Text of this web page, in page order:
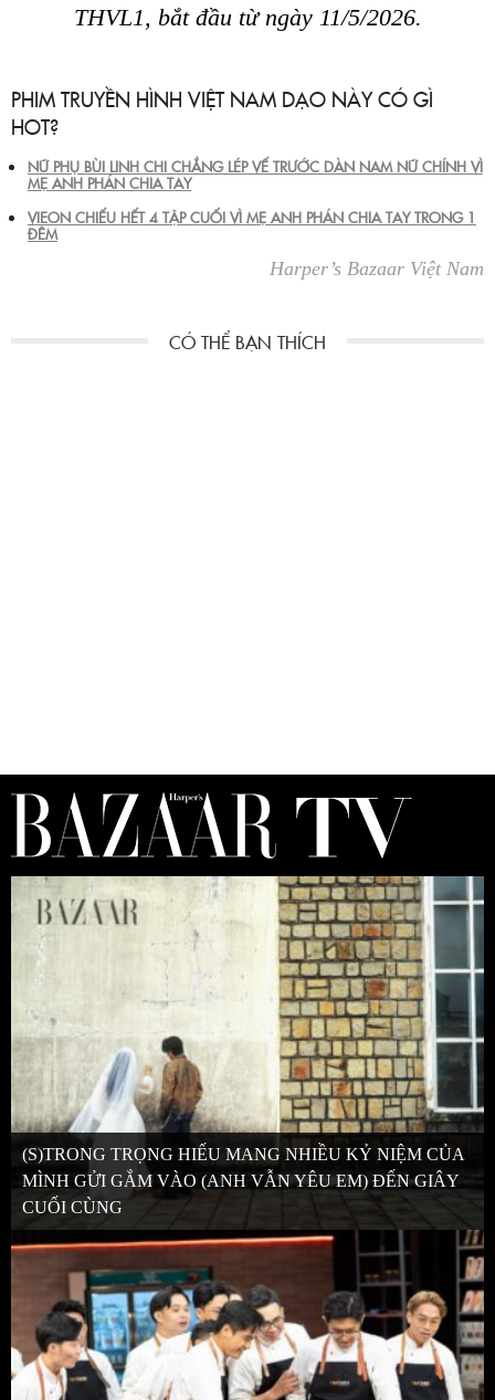
THVL1, bắt đầu từ ngày 11/5/2026.
PHIM TRUYỀN HÌNH VIỆT NAM DẠO NÀY CÓ GÌ
HOT?
NỮ PHỤ BÙI LINH CHI CHẲNG LÉP VẾ TRƯỚC DÀN NAM NỮ CHÍNH VÌ
MẸ ANH PHÁN CHIA TAY
VIEON CHIẾU HẾT 4 TẬP CUỐI VÌ MẸ ANH PHÁN CHIA TAY TRONG 1
ĐÊM
Harper’s Bazaar Việt Nam
(S)TRONG TRỌNG HIẾU MANG NHIỀU KỶ NIỆM CỦA
MÌNH GỬI GẮM VÀO (ANH VẪN YÊU EM) ĐẾN GIÂY
CUỐI CÙNG